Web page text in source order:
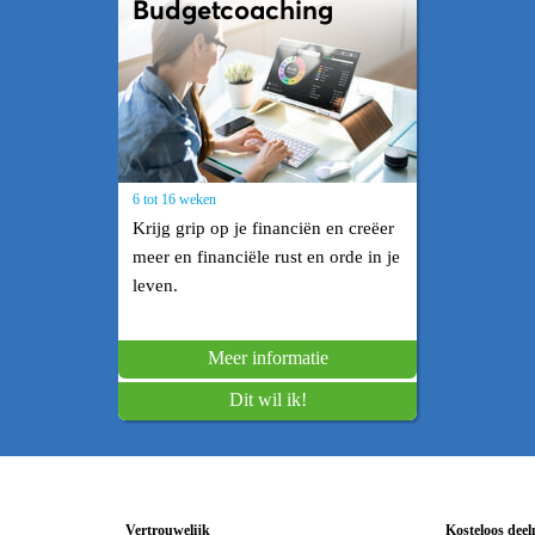
Budgetcoaching
6 tot 16 weken
Krijg grip op je financiën en creëer
meer en financiële rust en orde in je
leven.
Meer informatie
Dit wil ik!
Vertrouwelijk Kosteloos